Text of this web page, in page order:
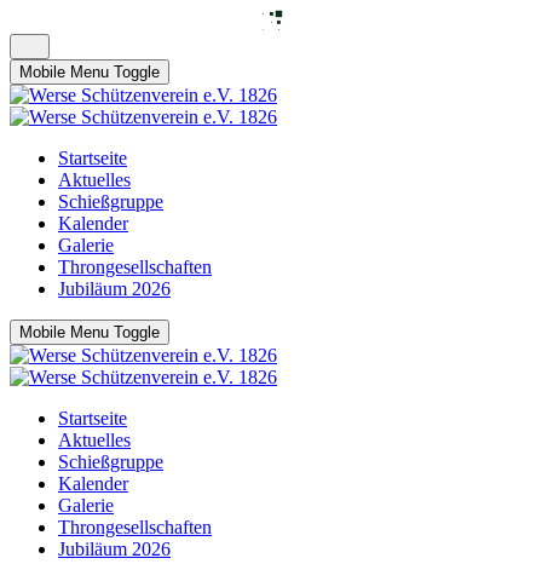
Mobile Menu Toggle
Startseite
Aktuelles
Schießgruppe
Kalender
Galerie
Throngesellschaften
Jubiläum 2026
Mobile Menu Toggle
Startseite
Aktuelles
Schießgruppe
Kalender
Galerie
Throngesellschaften
Jubiläum 2026